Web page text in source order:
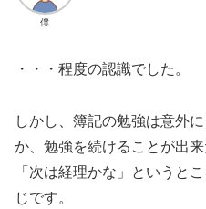
僕
・・・程度の認識でした。
しかし、簿記の勉強は意外
か、勉強を続けることが出
「次は経理かな」というと
じです。